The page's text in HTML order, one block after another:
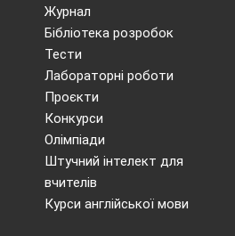
Журнал
Бібліотека розробок
Тести
Лабораторні роботи
Проєкти
Конкурси
Олімпіади
Штучний інтелект для
вчителів
Курси англійської мови